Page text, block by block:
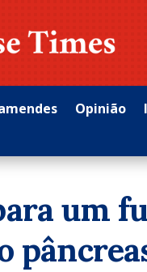
Opinião
um